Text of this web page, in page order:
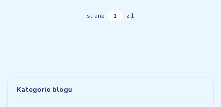
Kategorie blogu
strana z 1